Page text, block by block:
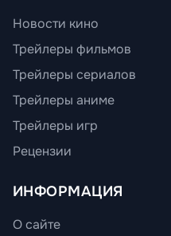
Новости кино
Трейлеры фильмов
Трейлеры сериалов
Трейлеры аниме
Трейлеры игр
Рецензии
ИНФОРМАЦИЯ
О сайте